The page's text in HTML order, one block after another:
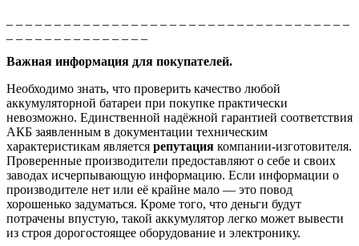
Важная информация для покупателей.
Необходимо знать, что проверить качество любой
аккумуляторной батареи при покупке практически
невозможно. Единственной надёжной гарантией соответствия
АКБ заявленным в документации техническим
характеристикам является репутация компании-изготовителя.
Проверенные производители предоставляют о себе и своих
заводах исчерпывающую информацию. Если информации о
производителе нет или её крайне мало — это повод
хорошенько задуматься. Кроме того, что деньги будут
потрачены впустую, такой аккумулятор легко может вывести
из строя дорогостоящее оборудование и электронику.